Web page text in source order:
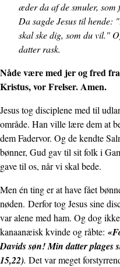
æder da af de smuler,
Da sagde Jesus til hende:
skal ske dig, som du vil."
datter rask.
Nåde være med jer og fred
Kristus, vor Frelser. Amen.
Jesus tog disciplene med til
område. Han ville lære dem at
dem Fadervor. Og de kendte
bønner, Gud gav til sit folk i
gave til os, når vi skal bede.
Men én ting er at have fået
nøden. Derfor tog Jesus sine
var alene med ham. Og dog
kanaanæisk kvinde og råbte:
Davids søn! Min datter plages
15,22). Det var meget